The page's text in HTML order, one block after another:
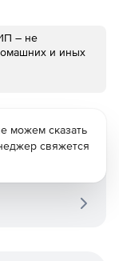
– не
и иных
можем сказать
свяжется